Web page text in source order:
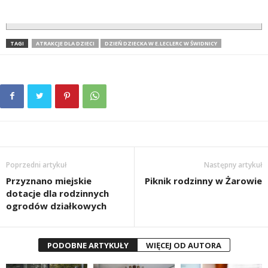
TAGI ATRAKCJE DLA DZIECI DZIEŃ DZIECKA W E.LECLERC W ŚWIDNICY
Poprzedni artykuł
Przyznano miejskie
dotacje dla rodzinnych
ogrodów działkowych
Następny artykuł
Piknik rodzinny w Żarowie
PODOBNE ARTYKUŁY WIĘCEJ OD AUTORA